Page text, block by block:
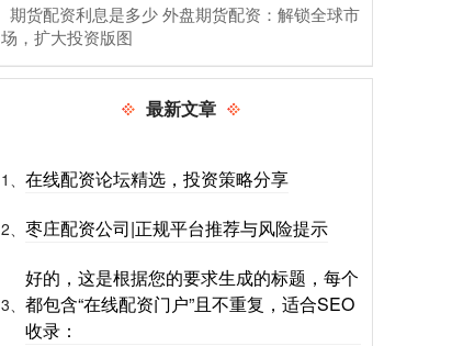
​期货配资利息是多少 外盘期货配资：解锁全球市
场，扩大投资版图
最新文章
1、 在线配资论坛精选，投资策略分享
2、 枣庄配资公司|正规平台推荐与风险提示
3、
好的，这是根据您的要求生成的标题，每个
都包含“在线配资门户”且不重复，适合SEO
收录：